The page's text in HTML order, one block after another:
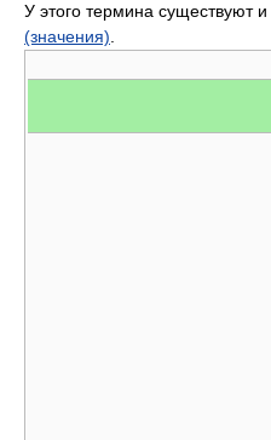
У этого термина существуют и
(значения)